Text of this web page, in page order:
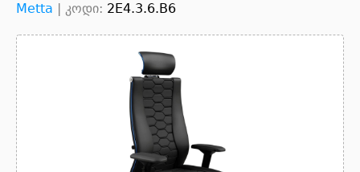
Metta | კოდი: 2E4.3.6.B6